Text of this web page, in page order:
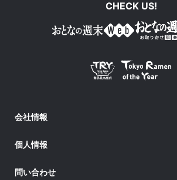
CHECK US!
会社情報
個人情報
問い合わせ